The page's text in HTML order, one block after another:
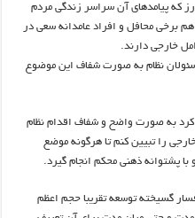
که پیامدهای آن سراسر زندگی مردم
برخی محافل و افراد عامدانه سعی در
خارجی دارند.
نظام به صورت شفاف این موضوع
به صورت واضح و شفاف اقدام نظام
را تبیین کنم تا هرگونه موضع
با پشتوانه ذهنی محکم انجام گیرد.
گسیخته توسعه تقریبا حجم اعظم